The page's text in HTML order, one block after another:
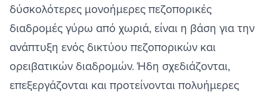
δύσκολότερες μονοήμερες πεζοπορικές
διαδρομές γύρω από χωριά, είναι η βάση για την
ανάπτυξη ενός δικτύου πεζοπορικών και
ορειβατικών διαδρομών. Ήδη σχεδιάζονται,
επεξεργάζονται και προτείνονται πολυήμερες